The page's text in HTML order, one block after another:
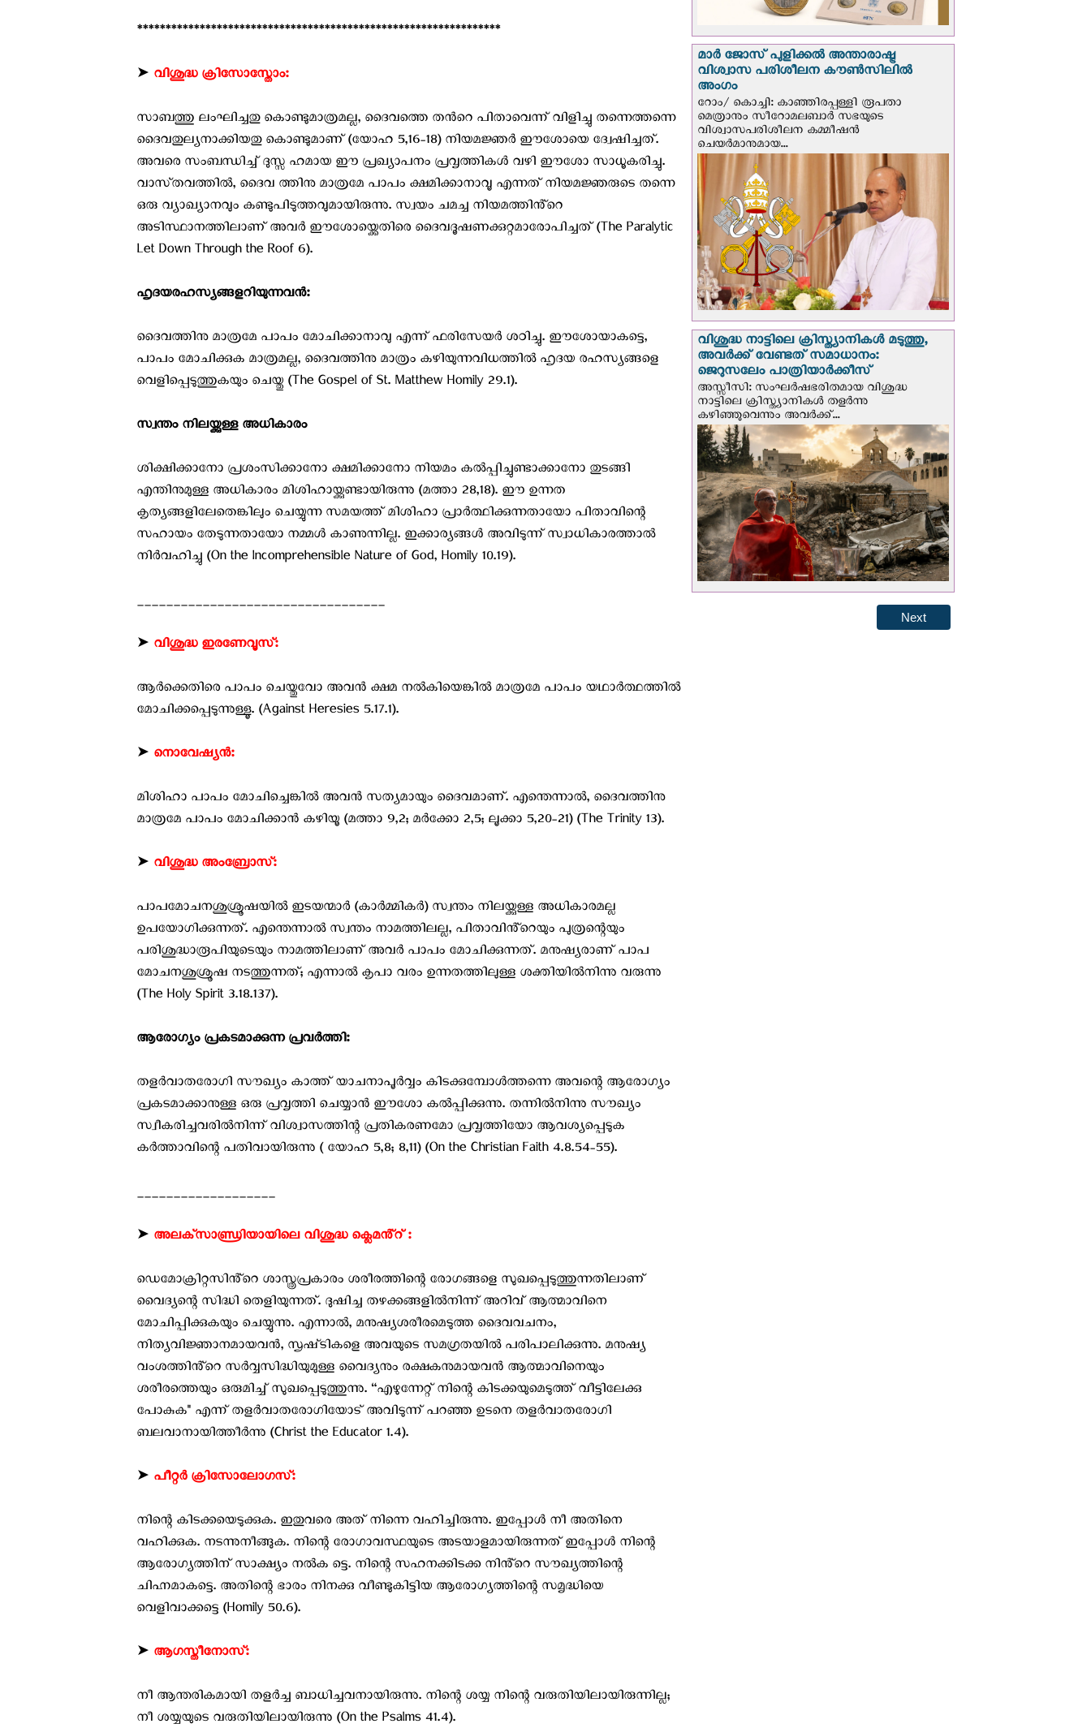
****************************************************************
➤ വിശുദ്ധ ക്രിസോസ്തോം:
സാബത്തു ലംഘിച്ചതു കൊണ്ടുമാത്രമല്ല, ദൈവത്തെ തൻറെ പിതാവെന്ന് വിളിച്ചു തന്നെത്തന്നെ
ദൈവതുല്യനാക്കിയതു കൊണ്ടുമാണ് (യോഹ 5,16-18) നിയമജ്ഞർ ഈശോയെ ദ്വേഷിച്ചത്.
അവരെ സംബന്ധിച്ച് ദുസ്സ ഹമായ ഈ പ്രഖ്യാപനം പ്രവൃത്തികൾ വഴി ഈശോ സാധൂകരിച്ചു.
വാസ്‌തവത്തിൽ, ദൈവ ത്തിനു മാത്രമേ പാപം ക്ഷമിക്കാനാവൂ എന്നത് നിയമജ്ഞരുടെ തന്നെ
ഒരു വ്യാഖ്യാനവും കണ്ടുപിടുത്തവുമായിരുന്നു. സ്വയം ചമച്ച നിയമത്തിൻ്റെ
അടിസ്ഥാനത്തിലാണ് അവർ ഈശോയ്ക്കെതിരെ ദൈവദൂഷണക്കുറ്റമാരോപിച്ചത് (The Paralytic
Let Down Through the Roof 6).
ഹൃദയരഹസ്യങ്ങളറിയുന്നവന്‍:
ദൈവത്തിനു മാത്രമേ പാപം മോചിക്കാനാവു എന്ന് ഫരിസേയർ ശഠിച്ചു. ഈശോയാകട്ടെ,
പാപം മോചിക്കുക മാത്രമല്ല, ദൈവത്തിനു മാത്രം കഴിയുന്നവിധത്തിൽ ഹൃദയ രഹസ്യങ്ങളെ
വെളിപ്പെടുത്തുകയും ചെയ്തു (The Gospel of St. Matthew Homily 29.1).
സ്വന്തം നിലയ്ക്കുള്ള അധികാരം
ശിക്ഷിക്കാനോ പ്രശംസിക്കാനോ ക്ഷമിക്കാനോ നിയമം കൽപ്പിച്ചുണ്ടാക്കാനോ തുടങ്ങി
എന്തിനുമുള്ള അധികാരം മിശിഹായ്ക്കുണ്ടായിരുന്നു (മത്താ 28,18). ഈ ഉന്നത
കൃത്യങ്ങളിലേതെങ്കിലും ചെയ്യുന്ന സമയത്ത് മിശിഹാ പ്രാർത്ഥിക്കുന്നതായോ പിതാവിന്റെ
സഹായം തേടുന്നതായോ നമ്മൾ കാണുന്നില്ല. ഇക്കാര്യങ്ങൾ അവിടുന്ന് സ്വാധികാരത്താൽ
നിർവഹിച്ചു (On the Incomprehensible Nature of God, Homily 10.19).
__________________________________
➤ വിശുദ്ധ ഇരണേവൂസ്:
ആർക്കെതിരെ പാപം ചെയ്തുവോ അവൻ ക്ഷമ നൽകിയെങ്കിൽ മാത്രമേ പാപം യഥാർത്ഥത്തിൽ
മോചിക്കപ്പെടുന്നുള്ളൂ. (Against Heresies 5.17.1).
➤ നൊവേഷ്യൻ:
മിശിഹാ പാപം മോചിച്ചെങ്കിൽ അവൻ സത്യമായും ദൈവമാണ്. എന്തെന്നാൽ, ദൈവത്തിനു
മാത്രമേ പാപം മോചിക്കാൻ കഴിയൂ (മത്താ 9,2; മർക്കോ 2,5; ലൂക്കാ 5,20-21) (The Trinity 13).
➤ വിശുദ്ധ അംബ്രോസ്:
പാപമോചനശുശ്രൂഷയിൽ ഇടയന്മാർ (കാർമ്മികർ) സ്വന്തം നിലയ്ക്കുള്ള അധികാരമല്ല
ഉപയോഗിക്കുന്നത്. എന്തെന്നാൽ സ്വന്തം നാമത്തിലല്ല, പിതാവിൻ്റെയും പുത്രന്റെയും
പരിശുദ്ധാരൂപിയുടെയും നാമത്തിലാണ് അവർ പാപം മോചിക്കുന്നത്. മനുഷ്യരാണ് പാപ
മോചനശുശ്രൂഷ നടത്തുന്നത്; എന്നാൽ കൃപാ വരം ഉന്നതത്തിലുള്ള ശക്തിയിൽനിന്നു വരുന്നു
(The Holy Spirit 3.18.137).
ആരോഗ്യം പ്രകടമാക്കുന്ന പ്രവര്‍ത്തി:
തളർവാതരോഗി സൗഖ്യം കാത്ത് യാചനാപൂർവ്വം കിടക്കുമ്പോൾത്തന്നെ അവന്റെ ആരോഗ്യം
പ്രകടമാക്കാനുള്ള ഒരു പ്രവൃത്തി ചെയ്യാൻ ഈശോ കൽപ്പിക്കുന്നു. തന്നിൽനിന്നു സൗഖ്യം
സ്വീകരിച്ചവരിൽനിന്ന് വിശ്വാസത്തിന്റ പ്രതികരണമോ പ്രവൃത്തിയോ ആവശ്യപ്പെടുക
കർത്താവിന്റെ പതിവായിരുന്നു ( യോഹ 5,8; 8,11) (On the Christian Faith 4.8.54-55).
___________________
➤ അലക്‌സാണ്ഡ്രിയായിലെ വിശുദ്ധ ക്ലെമൻ്റ് :
ഡെമോക്രിറ്റസിൻ്റെ ശാസ്ത്രപ്രകാരം ശരീരത്തിന്റെ രോഗങ്ങളെ സുഖപ്പെടുത്തുന്നതിലാണ്
വൈദ്യന്റെ സിദ്ധി തെളിയുന്നത്. ദുഷിച്ച തഴക്കങ്ങളിൽനിന്ന് അറിവ് ആത്മാവിനെ
മോചിപ്പിക്കുകയും ചെയ്യുന്നു. എന്നാൽ, മനുഷ്യശരീരമെടുത്ത ദൈവവചനം,
നിത്യവിജ്ഞാനമായവൻ, സൃഷ്‌ടികളെ അവയുടെ സമഗ്രതയിൽ പരിപാലിക്കുന്നു. മനുഷ്യ
വംശത്തിൻ്റെ സർവ്വസിദ്ധിയുമുള്ള വൈദ്യനും രക്ഷകനുമായവൻ ആത്മാവിനെയും
ശരീരത്തെയും ഒരുമിച്ച് സുഖപ്പെടുത്തുന്നു. “എഴുന്നേറ്റ് നിന്റെ കിടക്കയുമെടുത്ത് വീട്ടിലേക്കു
പോകുക" എന്ന് തളർവാതരോഗിയോട് അവിടുന്ന് പറഞ്ഞ ഉടനെ തളർവാതരോഗി
ബലവാനായിത്തീർന്നു (Christ the Educator 1.4).
➤ പീറ്റർ ക്രിസോലോഗസ്:
നിന്റെ കിടക്കയെടുക്കുക. ഇതുവരെ അത് നിന്നെ വഹിച്ചിരുന്നു. ഇപ്പോൾ നീ അതിനെ
വഹിക്കുക. നടന്നുനീങ്ങുക. നിന്റെ രോഗാവസ്ഥയുടെ അടയാളമായിരുന്നത് ഇപ്പോൾ നിന്റെ
ആരോഗ്യത്തിന് സാക്ഷ്യം നൽക ട്ടെ. നിന്റെ സഹനക്കിടക്ക നിൻ്റെ സൗഖ്യത്തിന്റെ
ചിഹ്നമാകട്ടെ. അതിന്റെ ഭാരം നിനക്കു വീണ്ടുകിട്ടിയ ആരോഗ്യത്തിന്റെ സമൃദ്ധിയെ
വെളിവാക്കട്ടെ (Homily 50.6).
➤ ആഗസ്തീനോസ്:
നീ ആന്തരികമായി തളർച്ച ബാധിച്ചവനായിരുന്നു. നിന്റെ ശയ്യ നിന്റെ വരുതിയിലായിരുന്നില്ല;
നീ ശയ്യയുടെ വരുതിയിലായിരുന്നു (On the Psalms 41.4).
മാർ ജോസ് പുളിക്കൽ അന്താരാഷ്ട്ര
വിശ്വാസ പരിശീലന കൗൺസിലിൽ
അംഗം
റോം/ കൊച്ചി: കാഞ്ഞിരപ്പള്ളി രൂപതാ
മെത്രാനും സീറോമലബാർ സഭയുടെ
വിശ്വാസപരിശീലന കമ്മീഷൻ
ചെയർമാനുമായ...
വിശുദ്ധ നാട്ടിലെ ക്രിസ്ത്യാനികൾ മടുത്തു,
അവർക്ക് വേണ്ടത് സമാധാനം:
ജെറുസലേം പാത്രിയാര്‍ക്കീസ്
അസ്സീസി: സംഘര്‍ഷഭരിതമായ വിശുദ്ധ
നാട്ടിലെ ക്രിസ്ത്യാനികൾ തളര്‍ന്നു
കഴിഞ്ഞുവെന്നും അവർക്ക്...
Next